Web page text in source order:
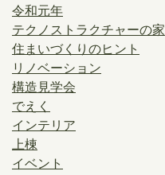
令和元年
テクノストラクチャーの家
住まいづくりのヒント
リノベーション
構造見学会
でえく
インテリア
上棟
イベント